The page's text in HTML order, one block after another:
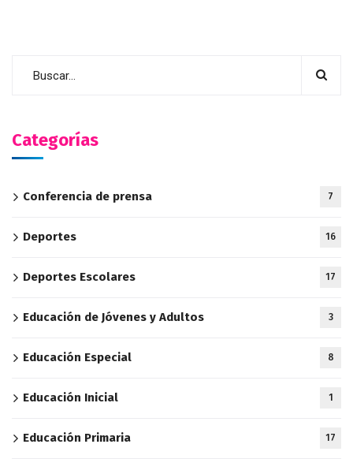
Categorías
Conferencia de prensa 7
Deportes 16
Deportes Escolares 17
Educación de Jóvenes y Adultos 3
Educación Especial 8
Educación Inicial 1
Educación Primaria 17